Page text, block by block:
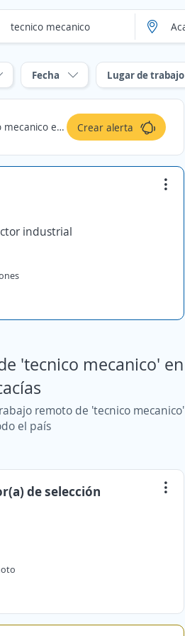
Fecha Lugar de trabajo
Acacías, Meta Crear alerta
industrial
'tecnico mecanico' en
remoto de 'tecnico mecanico'
el país
de selección